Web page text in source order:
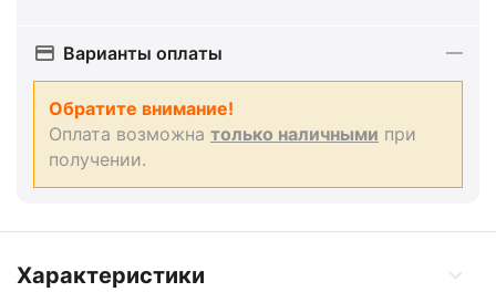
Варианты оплаты
Обратите внимание!
Оплата возможна только наличными при
получении.
Характеристики